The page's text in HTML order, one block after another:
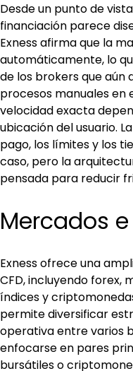
Desde un punto de
financiación parece
Exness afirma que la
automáticamente, lo
de los brokers que aún
procesos manuales en
velocidad exacta
ubicación del usuario.
pago, los límites y los
caso, pero la
pensada para reducir
Mercados
Exness ofrece una
CFD, incluyendo forex,
índices y
permite diversificar
operativa entre varios
enfocarse en pares
bursátiles o